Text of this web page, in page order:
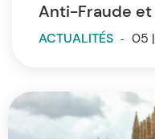
Anti-Fraude
ACTUALITÉS - 05